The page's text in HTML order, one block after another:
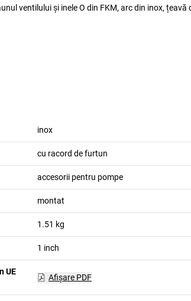
ventilului și inele O din FKM, arc din inox, țeavă
inox
cu racord de furtun
accesorii pentru pompe
montat
1.51 kg
1 inch
UE
Afişare PDF